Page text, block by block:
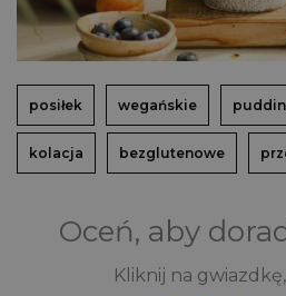
posiłek wegańskie
kolacja bezglutenowe
Oceń, aby
Kliknij na